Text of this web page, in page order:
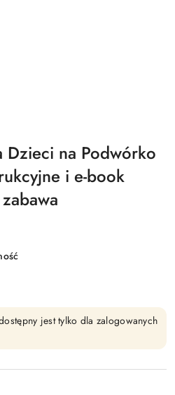
Dzieci na Podwórko
i e-book
jest tylko dla zalogowanych